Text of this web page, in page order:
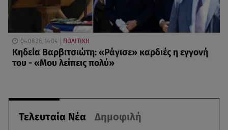
Τελευταία Νέα Δημοφιλή
04.08.26, 14:04 ΠΟΛΙΤΙΚΗ
Κηδεία Βαρβιτσιώτη: «Ράγισε» καρδιές η εγγονή
του - «Μου λείπεις πολύ»